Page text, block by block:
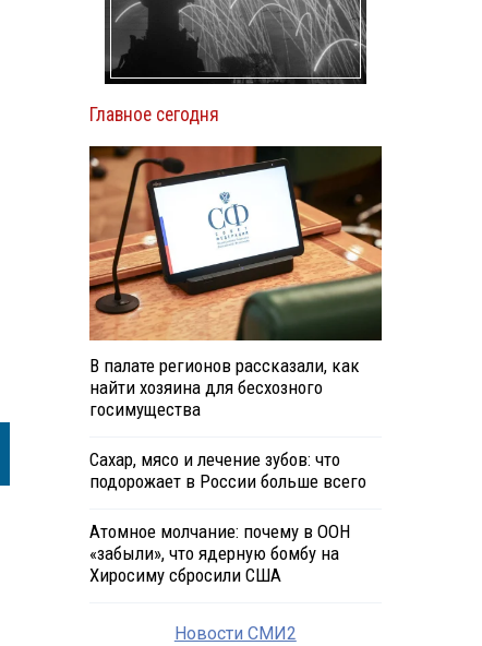
Главное сегодня
В палате регионов рассказали, как
найти хозяина для бесхозного
госимущества
Сахар, мясо и лечение зубов: что
подорожает в России больше всего
Атомное молчание: почему в ООН
«забыли», что ядерную бомбу на
Хиросиму сбросили США
Новости СМИ2